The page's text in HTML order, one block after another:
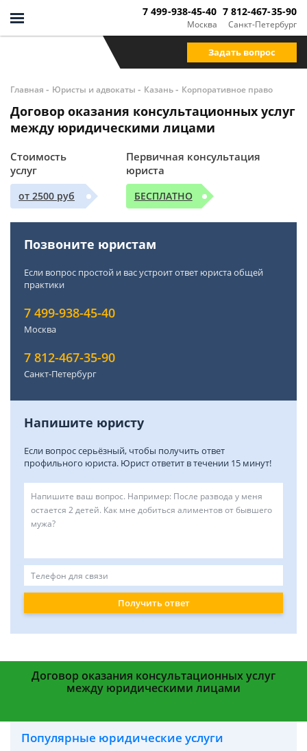
Москва
7 499-938-45-40
Санкт-Петербург
7 812-467-35-90
Задать вопрос
Главная - Юристы и адвокаты - Казань- Корпоративное право
Договор оказания консультационных услуг
между юридическими лицами
Стоимость
услуг
от 2500 руб
Первичная консультация
юриста
БЕСПЛАТНО
Позвоните юристам
Если вопрос простой и вас устроит ответ юриста общей
практики
7 499-938-45-40
Москва
7 812-467-35-90
Санкт-Петербург
Напишите юристу
Если вопрос серьёзный, чтобы получить ответ
профильного юриста. Юрист ответит в течении 15 минут!
Получить ответ
Договор оказания консультационных услуг
между юридическими лицами
Популярные юридические услуги